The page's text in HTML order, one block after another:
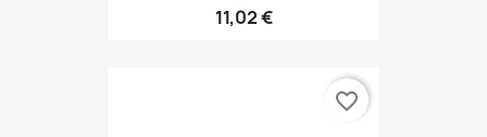
11,02 €
favorite_border